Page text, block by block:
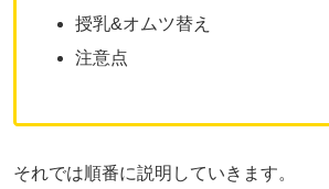
授乳&オムツ替え
注意点
それでは順番に説明していきます。